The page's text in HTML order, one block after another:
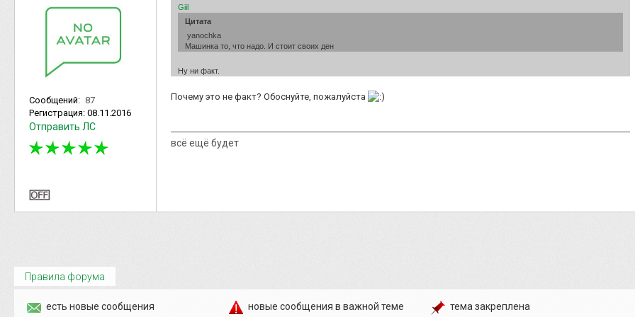
Сообщений: 87
Регистрация: 08.11.2016
Отправить ЛС
Giil
Цитата
yanochka
Машинка то, что надо. И стоит своих ден
Ну ни факт.
Почему это не факт? Обоснуйте, пожалуйста
всё ещё будет
Правила форума
есть новые сообщения новые сообщения в важной теме тема закреплена